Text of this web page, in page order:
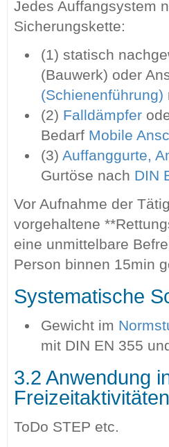
Jedes Auffangsystem
Sicherungskette:
(1) statisch
(Bauwerk) oder
(Schienenführung)
(2) Falldämpfer
Bedarf Mobile
(3) Auffanggurte,
Gurtöse nach DIN
Vor Aufnahme der
vorgehaltene
eine unmittelbare
Person binnen 15min
Systematische
Gewicht im
mit DIN EN 355
3.2 Anwendung
Freizeitaktivitäten
ToDo STEP etc.